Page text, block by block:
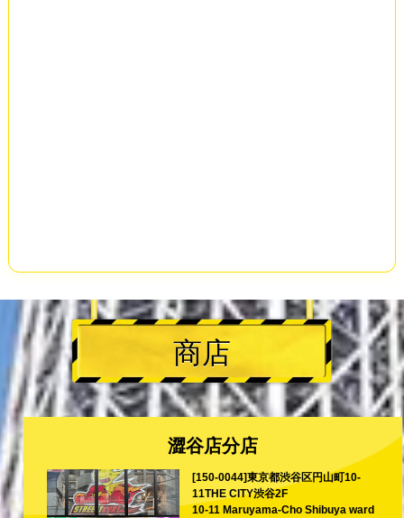
商店
澀谷店分店
[150-0044]東京都渋谷区円山町10-
11THE CITY渋谷2F
10-11 Maruyama-Cho Shibuya ward